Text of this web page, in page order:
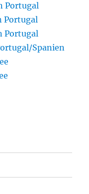
Portugal
Portugal
Portugal
Spanien